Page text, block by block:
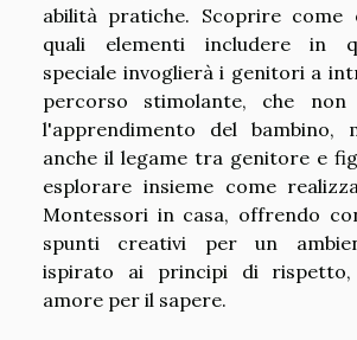
abilità pratiche. Scoprire come
quali elementi includere in
speciale invoglierà i genitori a
percorso stimolante, che
l'apprendimento del bambino,
anche il legame tra genitore e
esplorare insieme come
Montessori in casa, offrendo
spunti creativi per un
ispirato ai principi di rispetto,
amore per il sapere.